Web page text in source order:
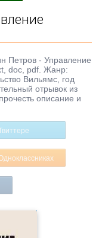
Петров - Управление
doc, pdf. Жанр:
Вильямс, год
отрывок из
описание и